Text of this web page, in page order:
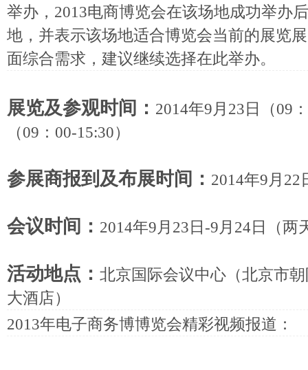
举办，2013电商博览会在该场地成功举办
地，并表示该场地适合博览会当前的展览
面综合需求，建议继续选择在此举办。
展览及参观时间： 2014年9月23日（09
（09：00-15:30）
参展商报到及布展时间： 2014年9月22
会议时间： 2014年9月23日-9月24日（两
活动地点： 北京国际会议中心（北京市
大酒店）
2013年电子商务博博览会精彩视频报道：